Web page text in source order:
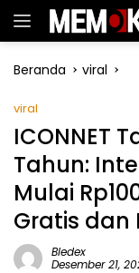
Langsung
Beranda
viral
viral
ICONNET
Tahun:
Mulai
Gratis dan
Bledex
Desember 21,